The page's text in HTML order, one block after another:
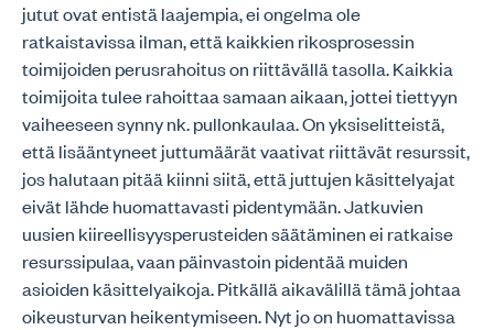
jutut ovat entistä laajempia, ei ongelma ole
ratkaistavissa ilman, että kaikkien rikosprosessin
toimijoiden perusrahoitus on riittävällä tasolla. Kaikkia
toimijoita tulee rahoittaa samaan aikaan, jottei tiettyyn
vaiheeseen synny nk. pullonkaulaa. On yksiselitteistä,
että lisääntyneet juttumäärät vaativat riittävät resurssit,
jos halutaan pitää kiinni siitä, että juttujen käsittelyajat
eivät lähde huomattavasti pidentymään. Jatkuvien
uusien kiireellisyysperusteiden säätäminen ei ratkaise
resurssipulaa, vaan päinvastoin pidentää muiden
asioiden käsittelyaikoja. Pitkällä aikavälillä tämä johtaa
oikeusturvan heikentymiseen. Nyt jo on huomattavissa